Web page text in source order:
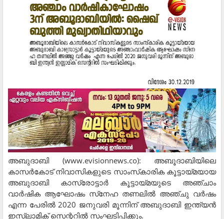
അബുദാബി (www.evisionnews.co): അബൂദാബിയിലെ
കാസര്‍കോട് നിവാസികളുടെ സാംസ്‌കാരിക കൂട്ടായ്മയായ
അബുദാബി കാസ്രോട്ടാര്‍ കൂട്ടായ്മയുടെ അഞ്ചാം
വാര്‍ഷിക ആഘോഷം സ്‌നേഹ തണലില്‍ അഞ്ചു വര്‍ഷം
എന്ന പേരില്‍ 2020 ജനുവരി മൂന്നിന് അബുദാബി ഇന്ത്യന്‍
ഇസ്ലാമിക് സെന്ററില്‍ സംഘടിപ്പിക്കും.